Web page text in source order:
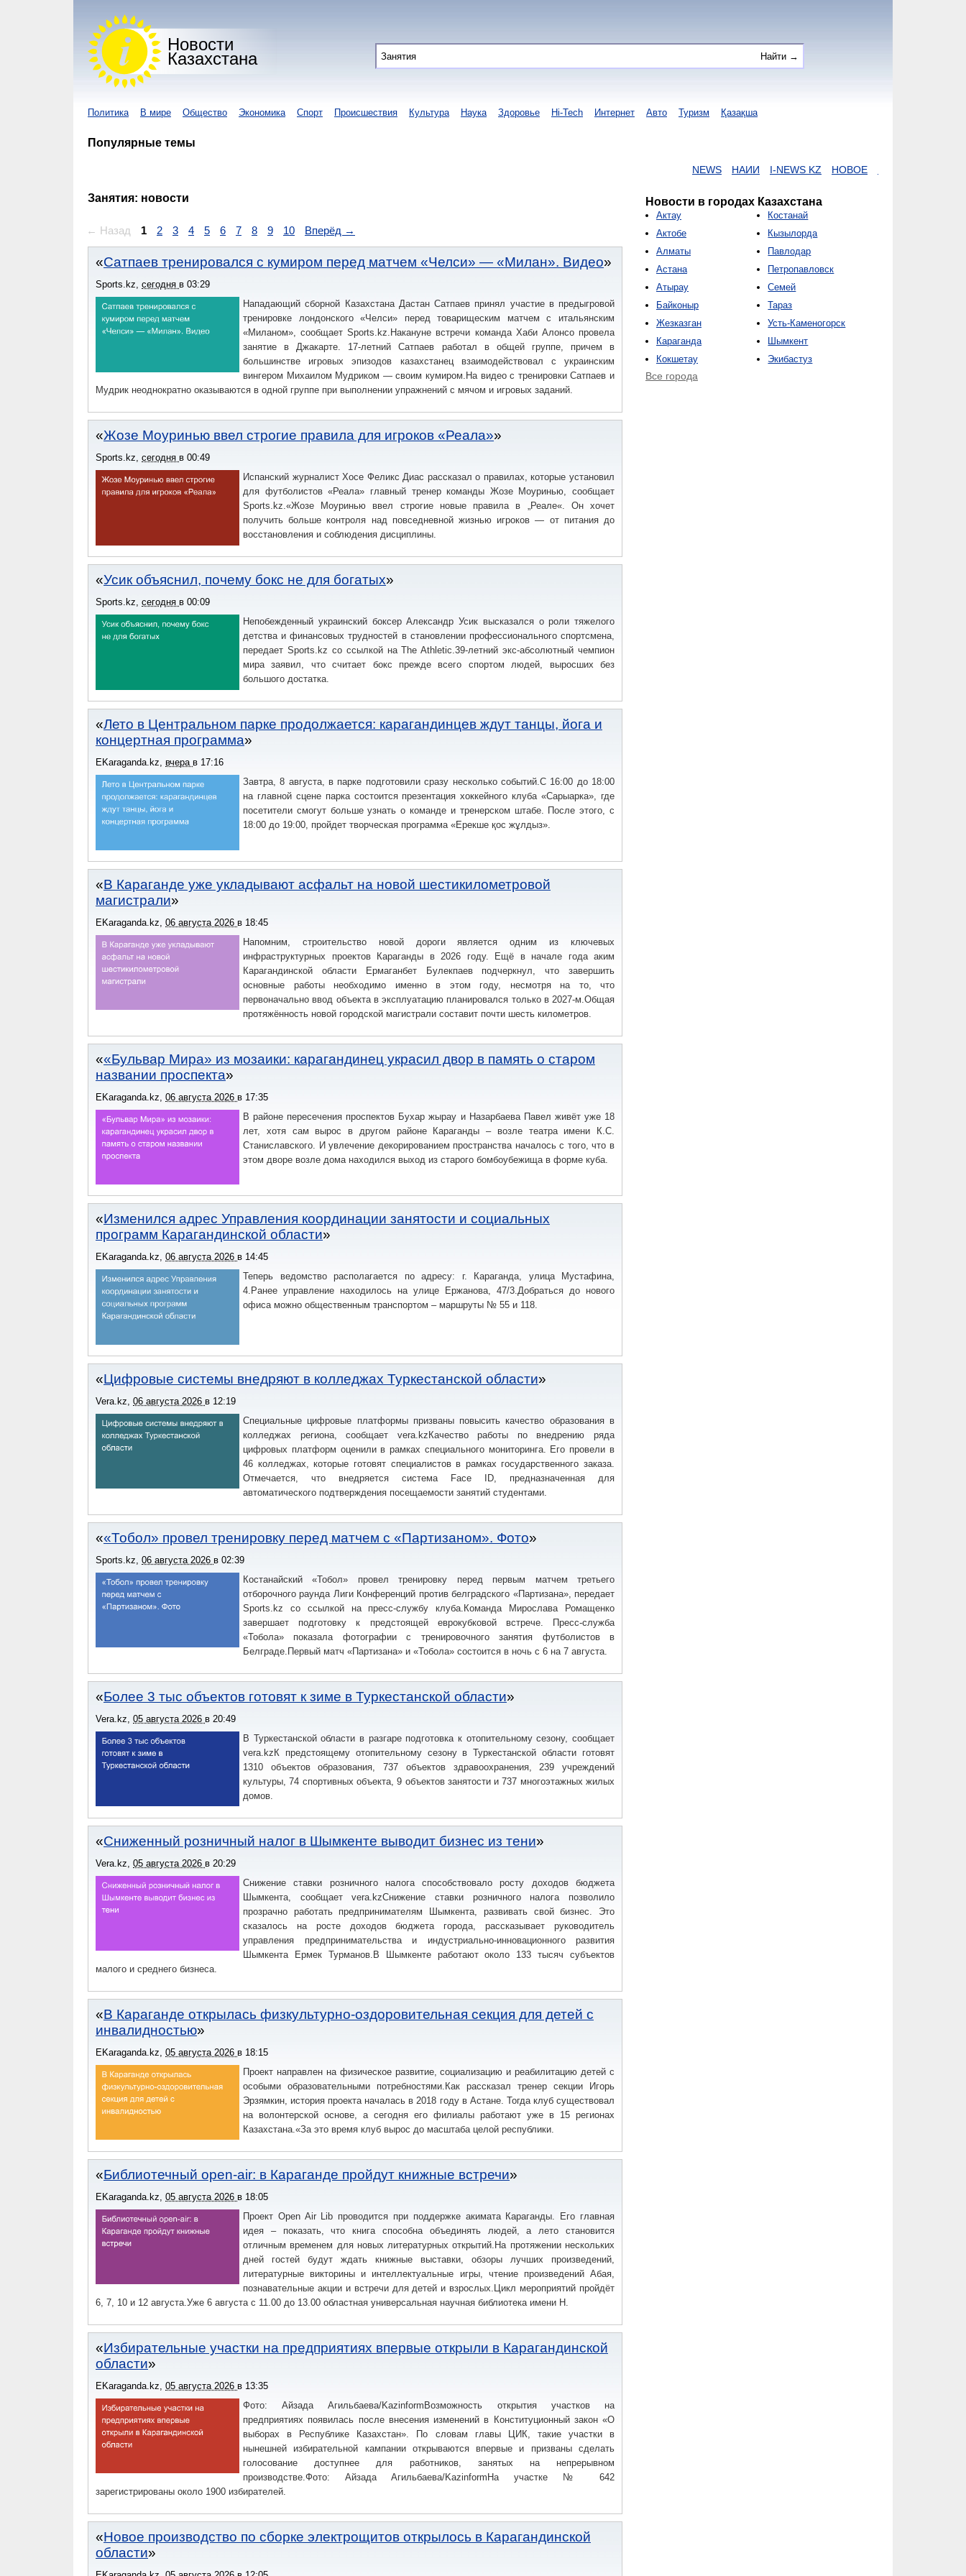
Новости
Казахстана
Политика В мире Общество Экономика Спорт Происшествия Культура Наука Здоровье Hi-Tech Интернет Авто Туризм Қазақша
Популярные темы
НАИИ I-NEWS KZ НОВОЕ NUR KZ
Занятия: новости
← Назад 1 2 3 4 5 6 7 8 9 10 Вперёд →
Сатпаев тренировался с кумиром перед матчем «Челси» — «Милан». Видео
Sports.kz, сегодня в 03:29
Нападающий сборной Казахстана Дастан Сатпаев принял участие в предыгровой
тренировке лондонского «Челси» перед товарищеским матчем с итальянским
«Миланом», сообщает Sports.kz.Накануне встречи команда Хаби Алонсо провела
занятие в Джакарте. 17-летний Сатпаев работал в общей группе, причем в
большинстве игровых эпизодов казахстанец взаимодействовал с украинским
вингером Михаилом Мудриком — своим кумиром.На видео с тренировки Сатпаев и
Мудрик неоднократно оказываются в одной группе при выполнении упражнений с мячом и игровых заданий.
Жозе Моуринью ввел строгие правила для игроков «Реала»
Sports.kz, сегодня в 00:49
Испанский журналист Хосе Феликс Диас рассказал о правилах, которые установил
для футболистов «Реала» главный тренер команды Жозе Моуринью, сообщает
Sports.kz.«Жозе Моуринью ввел строгие новые правила в „Реале«. Он хочет
получить больше контроля над повседневной жизнью игроков — от питания до
восстановления и соблюдения дисциплины.
Усик объяснил, почему бокс не для богатых
Sports.kz, сегодня в 00:09
Непобежденный украинский боксер Александр Усик высказался о роли тяжелого
детства и финансовых трудностей в становлении профессионального спортсмена,
передает Sports.kz со ссылкой на The Athletic.39-летний экс-абсолютный чемпион
мира заявил, что считает бокс прежде всего спортом людей, выросших без
большого достатка.
Лето в Центральном парке продолжается: карагандинцев ждут танцы, йога и
концертная программа
EKaraganda.kz, вчера в 17:16
Завтра, 8 августа, в парке подготовили сразу несколько событий.С 16:00 до 18:00
на главной сцене парка состоится презентация хоккейного клуба «Сарыарка», где
посетители смогут больше узнать о команде и тренерском штабе. После этого, с
18:00 до 19:00, пройдет творческая программа «Ерекше қос жұлдыз».
В Караганде уже укладывают асфальт на новой шестикилометровой
магистрали
EKaraganda.kz 06 августа 2026 в 18:45
Напомним, строительство новой дороги является одним из ключевых
инфраструктурных проектов Караганды в 2026 году. Ещё в начале года аким
Карагандинской области Ермаганбет Булекпаев подчеркнул, что завершить
основные работы необходимо именно в этом году, несмотря на то, что
первоначально ввод объекта в эксплуатацию планировался только в 2027-м.Общая
протяжённость новой городской магистрали составит почти шесть километров.
«Бульвар Мира» из мозаики: карагандинец украсил двор в память о старом
названии проспекта
EKaraganda.kz 06 августа 2026 в 17:35
В районе пересечения проспектов Бухар жырау и Назарбаева Павел живёт уже 18
лет, хотя сам вырос в другом районе Караганды – возле театра имени К.С.
Станиславского. И увлечение декорированием пространства началось с того, что в
этом дворе возле дома находился выход из старого бомбоубежища в форме куба.
Изменился адрес Управления координации занятости и социальных
программ Карагандинской области
EKaraganda.kz, 06 августа 2026 в 14:45
Теперь ведомство располагается по адресу: г. Караганда, улица Мустафина,
4.Ранее управление находилось на улице Ержанова, 47/3.Добраться до нового
офиса можно общественным транспортом – маршруты № 55 и 118.
Цифровые системы внедряют в колледжах Туркестанской области
Vera.kz 06 августа 2026 в 12:19
Специальные цифровые платформы призваны повысить качество образования в
колледжах региона, сообщает vera.kzКачество работы по внедрению ряда
цифровых платформ оценили в рамках специального мониторинга. Его провели в
46 колледжах, которые готовят специалистов в рамках государственного заказа.
Отмечается, что внедряется система Face ID, предназначенная для
автоматического подтверждения посещаемости занятий студентами.
«Тобол» провел тренировку перед матчем с «Партизаном». Фото
Sports.kz 06 августа 2026 в 02:39
Костанайский «Тобол» провел тренировку перед первым матчем третьего
отборочного раунда Лиги Конференций против белградского «Партизана», передает
Sports.kz со ссылкой на пресс-службу клуба.Команда Мирослава Ромащенко
завершает подготовку к предстоящей еврокубковой встрече. Пресс-служба
«Тобола» показала фотографии с тренировочного занятия футболистов в
Белграде.Первый матч «Партизана» и «Тобола» состоится в ночь с 6 на 7 августа.
Более 3 тыс объектов готовят к зиме в Туркестанской области
Vera.kz 05 августа 2026 в 20:49
В Туркестанской области в разгаре подготовка к отопительному сезону, сообщает
vera.kzК предстоящему отопительному сезону в Туркестанской области готовят
1310 объектов образования, 737 объектов здравоохранения, 239 учреждений
культуры, 74 спортивных объекта, 9 объектов занятости и 737 многоэтажных жилых
домов.
Сниженный розничный налог в Шымкенте выводит бизнес из тени
Vera.kz 05 августа 2026 в 20:29
Снижение ставки розничного налога способствовало росту доходов бюджета
Шымкента, сообщает vera.kzСнижение ставки розничного налога позволило
прозрачно работать предпринимателям Шымкента, развивать свой бизнес. Это
сказалось на росте доходов бюджета города, рассказывает руководитель
управления предпринимательства и индустриально-инновационного развития
Шымкента Ермек Турманов.В Шымкенте работают около 133 тысяч субъектов
малого и среднего бизнеса.
В Караганде открылась физкультурно-оздоровительная секция для детей с
инвалидностью
EKaraganda.kz 05 августа 2026 в 18:15
Проект направлен на физическое развитие, социализацию и реабилитацию детей с
особыми образовательными потребностями.Как рассказал тренер секции Игорь
Эрзямкин, история проекта началась в 2018 году в Астане. Тогда клуб существовал
на волонтерской основе, а сегодня его филиалы работают уже в 15 регионах
Казахстана.«За это время клуб вырос до масштаба целой республики.
Библиотечный open-air: в Караганде пройдут книжные встречи
EKaraganda.kz 05 августа 2026 в 18:05
Проект Open Air Lib проводится при поддержке акимата Караганды. Его главная
идея – показать, что книга способна объединять людей, а лето становится
отличным временем для новых литературных открытий.На протяжении нескольких
дней гостей будут ждать книжные выставки, обзоры лучших произведений,
литературные викторины и интеллектуальные игры, чтение произведений Абая,
познавательные акции и встречи для детей и взрослых.Цикл мероприятий пройдёт
6, 7, 10 и 12 августа.Уже 6 августа с 11.00 до 13.00 областная универсальная научная библиотека имени Н.
Избирательные участки на предприятиях впервые открыли в Карагандинской
области
EKaraganda.kz 05 августа 2026 в 13:35
Фото: Айзада Агильбаева/KazinformВозможность открытия участков на
предприятиях появилась после внесения изменений в Конституционный закон «О
выборах в Республике Казахстан». По словам главы ЦИК, такие участки в
нынешней избирательной кампании открываются впервые и призваны сделать
голосование доступнее для работников, занятых на непрерывном
производстве.Фото: Айзада Агильбаева/KazinformНа участке № 642
зарегистрированы около 1900 избирателей.
Новое производство по сборке электрощитов открылось в Карагандинской
области
Новости в городах Казахстана
Актау
Актобе
Алматы
Астана
Атырау
Байконыр
Жезказган
Караганда
Кокшетау
Костанай
Кызылорда
Павлодар
Петропавловск
Семей
Тараз
Усть-Каменогорск
Шымкент
Экибастуз
Все города